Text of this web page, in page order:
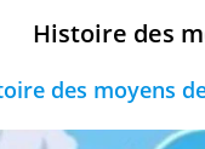
Histoire des
des moyens